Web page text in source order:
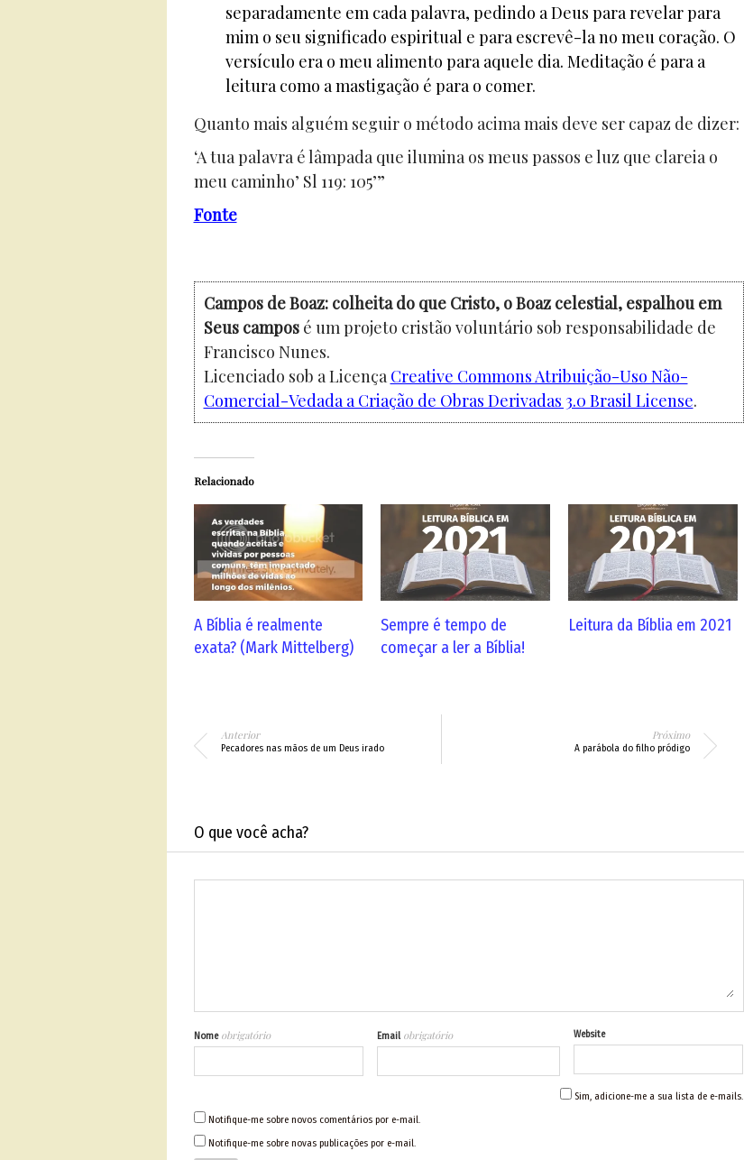
separadamente em cada palavra, pedindo a Deus para revelar para
mim o seu significado espiritual e para escrevê-la no meu coração. O
versículo era o meu alimento para aquele dia. Meditação é para a
leitura como a mastigação é para o comer.
Quanto mais alguém seguir o método acima mais deve ser capaz de dizer:
‘A tua palavra é lâmpada que ilumina os meus passos e luz que clareia o
meu caminho’ Sl 119: 105’”
Fonte
Campos de Boaz: colheita do que Cristo, o Boaz celestial, espalhou em
Seus camposé um projeto cristão voluntário sob responsabilidade de
Francisco Nunes.
Licenciado sob a Licença Creative Commons Atribuição-Uso Não-
Comercial-Vedada a Criação de Obras Derivadas 3.0 Brasil License.
Relacionado
A Bíblia é realmente
exata? (Mark Mittelberg)
Sempre é tempo de
começar a ler a Bíblia!
Leitura da Bíblia em 2021
Anterior
Pecadores nas mãos de um Deus irado
Próximo
A parábola do filho pródigo
O que você acha?
Nome obrigatório Email obrigatório Website
Sim, adicione-me a sua lista de e-mails.
Notifique-me sobre novos comentários por e-mail.
Notifique-me sobre novas publicações por e-mail.